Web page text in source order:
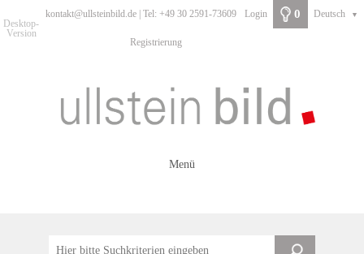
Desktop-
Version
kontakt@ullsteinbild.de | Tel: +49 30 2591-73609 Login
Registrierung
0 Deutsch ▼
Menü